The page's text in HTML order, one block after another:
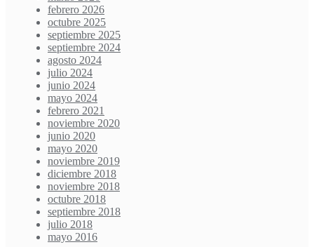
febrero 2026
octubre 2025
septiembre 2025
septiembre 2024
agosto 2024
julio 2024
junio 2024
mayo 2024
febrero 2021
noviembre 2020
junio 2020
mayo 2020
noviembre 2019
diciembre 2018
noviembre 2018
octubre 2018
septiembre 2018
julio 2018
mayo 2016